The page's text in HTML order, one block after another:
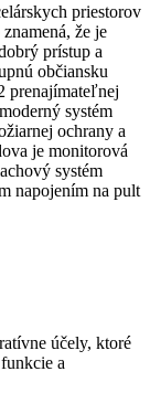
priestorov
že je
prístup a
občiansku
prenajímateľnej
systém
ochrany a
je monitorová
systém
napojením na pult
účely, ktoré
a